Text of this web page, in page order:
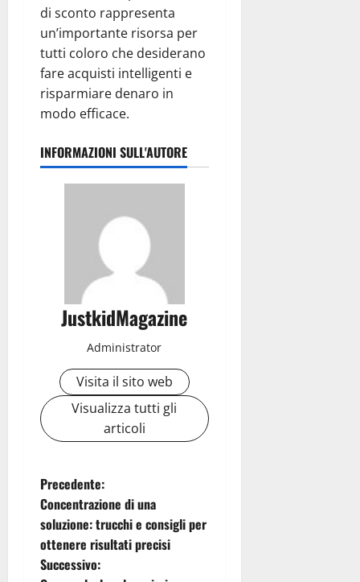
di sconto rappresenta
un’importante risorsa per
tutti coloro che desiderano
fare acquisti intelligenti e
risparmiare denaro in
modo efficace.
INFORMAZIONI SULL'AUTORE
JustkidMagazine
Administrator
Visita il sito web
Visualizza tutti gli
articoli
N
a
v
Precedente:
Concentrazione di una
soluzione: trucchi e consigli per
ottenere risultati precisi
Successivo: